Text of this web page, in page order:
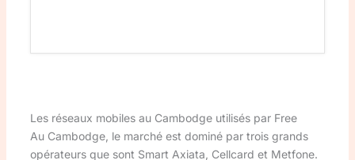
Les réseaux mobiles au Cambodge utilisés par Free
Au Cambodge, le marché est dominé par trois grands
opérateurs que sont Smart Axiata, Cellcard et Metfone.